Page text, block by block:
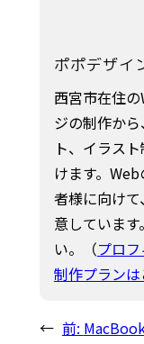
ポポデザイ
西宮市在住
ジの制作か
ト、イラス
けます。
者様に向け
意していま
い。（プロ
制作プランは
← 前: